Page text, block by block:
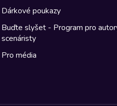
Dárkové poukazy
Buďte slyšet - Program pro
scenáristy
Pro média